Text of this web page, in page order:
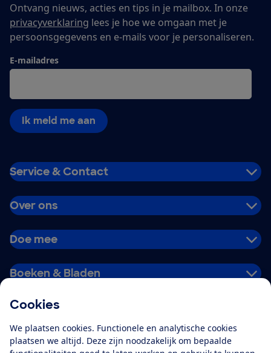
Cookies
We plaatsen cookies. Functionele en analytische cookies
plaatsen we altijd. Deze zijn noodzakelijk om bepaalde
Ontvang nieuws, acties en tips in je mailbox. In onze
privacyverklaring lees je hoe we omgaan met je
persoonsgegevens en e-mails voor je personaliseren.
E-mailadres
Ik meld me aan
Service & Contact
Over ons
Doe mee
Boeken & Bladen